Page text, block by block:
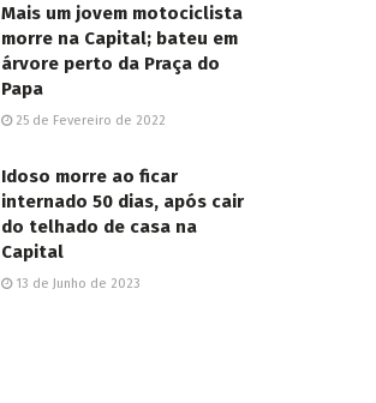
Mais um jovem motociclista
morre na Capital; bateu em
árvore perto da Praça do
Papa
25 de Fevereiro de 2022
Idoso morre ao ficar
internado 50 dias, após cair
do telhado de casa na
Capital
13 de Junho de 2023